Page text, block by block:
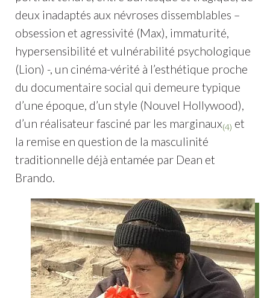
deux inadaptés aux névroses dissemblables –
obsession et agressivité (Max), immaturité,
hypersensibilité et vulnérabilité psychologique
(Lion) -, un cinéma-vérité à l’esthétique proche
du documentaire social qui demeure typique
d’une époque, d’un style (Nouvel Hollywood),
d’un réalisateur fasciné par les marginaux(4) et
la remise en question de la masculinité
traditionnelle déjà entamée par Dean et
Brando.